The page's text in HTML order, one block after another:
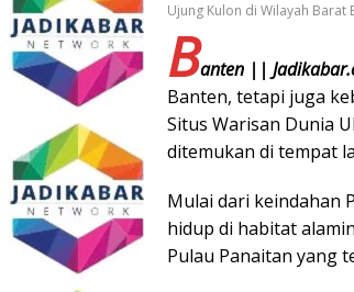
Ujung Kulon di Wilayah Barat
Banten ||
Banten, tetapi juga
Situs Warisan Dunia
ditemukan di tempat
Mulai dari keindahan
hidup di habitat
Pulau Panaitan yang